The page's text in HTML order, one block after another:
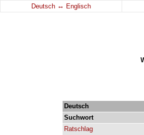
Deutsch ↔ Englisch
Deutsch
Suchwort
Ratschlag